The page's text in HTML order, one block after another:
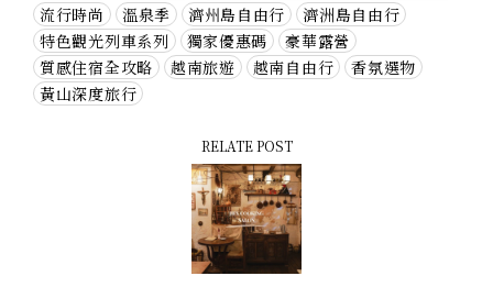
流行時尚
溫泉季 濟州島自由行
濟洲島自由行
特色觀光列車系列
獨家優惠碼
豪華露營
質感住宿全攻略
越南旅遊 越南自由行
香氛選物
黃山深度旅行
RELATE POST